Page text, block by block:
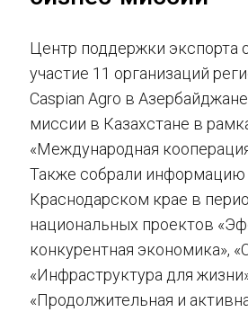
Центр поддержки экспорта
участие 11 организаций
Caspian Agro в
миссии в Казахстане в
«Международная
Также собрали информацию
Краснодарском крае в
национальных проектов
конкурентная экономика»,
«Инфраструктура для
«Продолжительная и